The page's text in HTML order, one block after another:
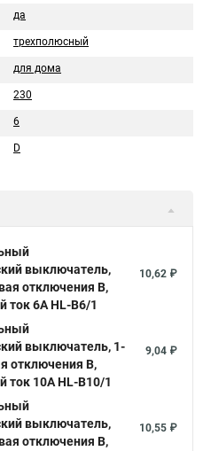
да
трехполюсный
для дома
230
6
D
выключатель,
отключения B,
ток 6А HL-B6/1
10,62 ₽
выключатель, 1-
отключения B,
ток 10А HL-B10/1
9,04 ₽
выключатель,
отключения B,
10,55 ₽